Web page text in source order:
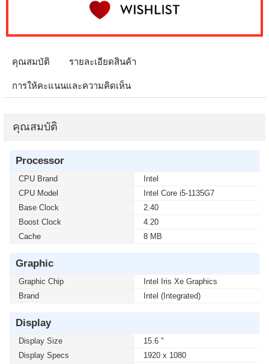
คุณสมบัติ รายละเอียดสินค้า
การให้คะแนนและความคิดเห็น
คุณสมบัติ
Processor
CPU Brand
Intel
CPU Model
Intel Core i5-1135G7
Base Clock
2.40
Boost Clock
4.20
Cache
8 MB
Graphic
Graphic Chip
Intel Iris Xe Graphics
Brand
Intel (Integrated)
Display
Display Size
15.6 "
Display Specs
1920 x 1080